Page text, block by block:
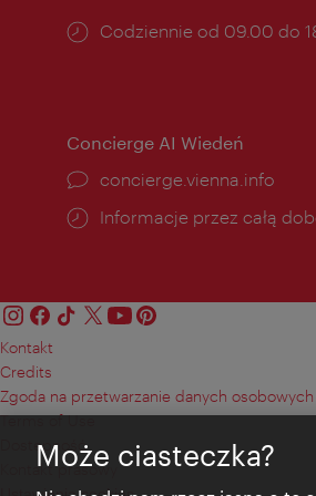
Godziny
Codziennie od 09.00 do
Concierge AI Wiedeń
concierge.vienna.info
Informacje przez całą
Kontakt
Credits
Zgoda na przetwarzanie danych osobowych
Terms of Use
Dostępność
Kontakt prasowy
Może ciasteczka?